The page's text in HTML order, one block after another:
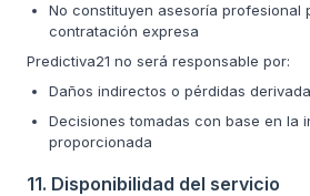
No constituyen asesoría profesional
contratación expresa
Predictiva21 no será responsable por:
Daños indirectos o pérdidas
Decisiones tomadas con base en la
proporcionada
11. Disponibilidad del servicio